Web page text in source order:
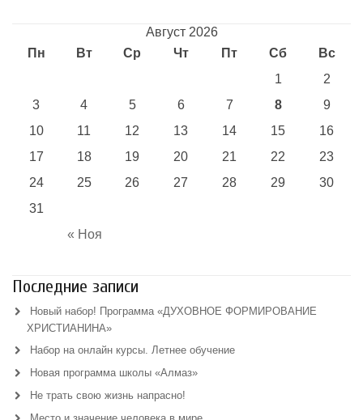
Август 2026
Пн
Вт Ср Чт Пт Сб Вс
« Ноя
1
2
3
4 5 6 7 8
9
10
11 12 13 14 15
16
17
18 19 20 21 22
23
24
25 26 27 28 29
30
31
Последние записи
Новый набор! Программа «ДУХОВНОЕ ФОРМИРОВАНИЕ
ХРИСТИАНИНА»
Набор на онлайн курсы. Летнее обучение
Новая программа школы «Алмаз»
Не трать свою жизнь напрасно!